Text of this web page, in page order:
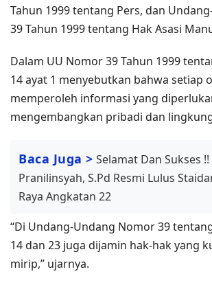
Tahun 1999 tentang Pers, dan
39 Tahun 1999 tentang Hak Asasi
Dalam UU Nomor 39 Tahun 1999
14 ayat 1 menyebutkan bahwa setiap
memperoleh informasi yang
mengembangkan pribadi dan
Baca Juga > Selamat Dan Sukses
Pranilinsyah, S.Pd Resmi Lulus
Raya Angkatan 22
“Di Undang-Undang Nomor 39
14 dan 23 juga dijamin hak-hak yang
mirip,” ujarnya.